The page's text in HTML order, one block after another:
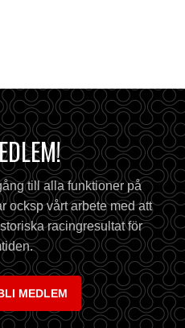
till alla funktioner på
ocksp vårt arbete med att
racingresultat för
MEDLEM